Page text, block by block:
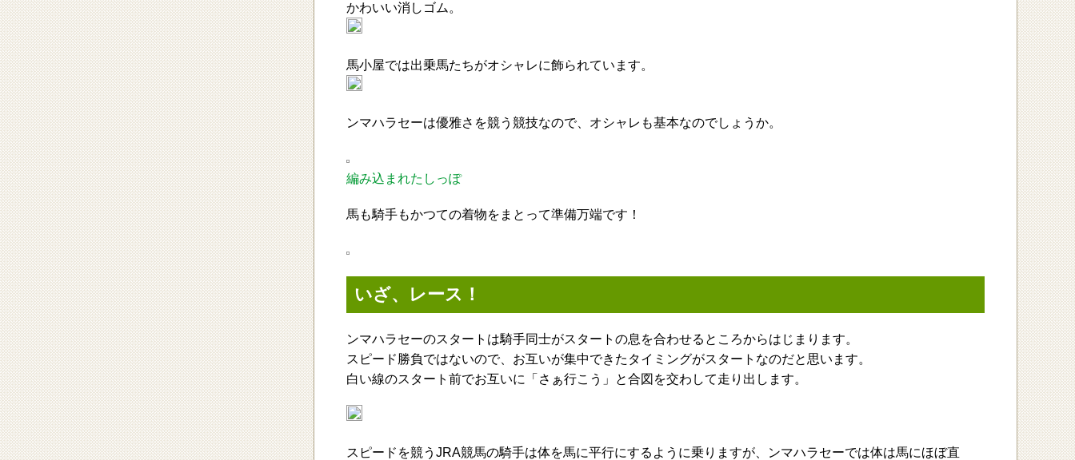
かわいい消しゴム。
馬小屋では出乗馬たちがオシャレに飾られています。
ンマハラセーは優雅さを競う競技なので、オシャレも基本なのでしょうか。
編み込まれたしっぽ
馬も騎手もかつての着物をまとって準備万端です！
いざ、レース！
ンマハラセーのスタートは騎手同士がスタートの息を合わせるところからはじまります。
スピード勝負ではないので、お互いが集中できたタイミングがスタートなのだと思います。
白い線のスタート前でお互いに「さぁ行こう」と合図を交わして走り出します。
スピードを競うJRA競馬の騎手は体を馬に平行にするように乗りますが、ンマハラセーでは体は馬にほぼ直